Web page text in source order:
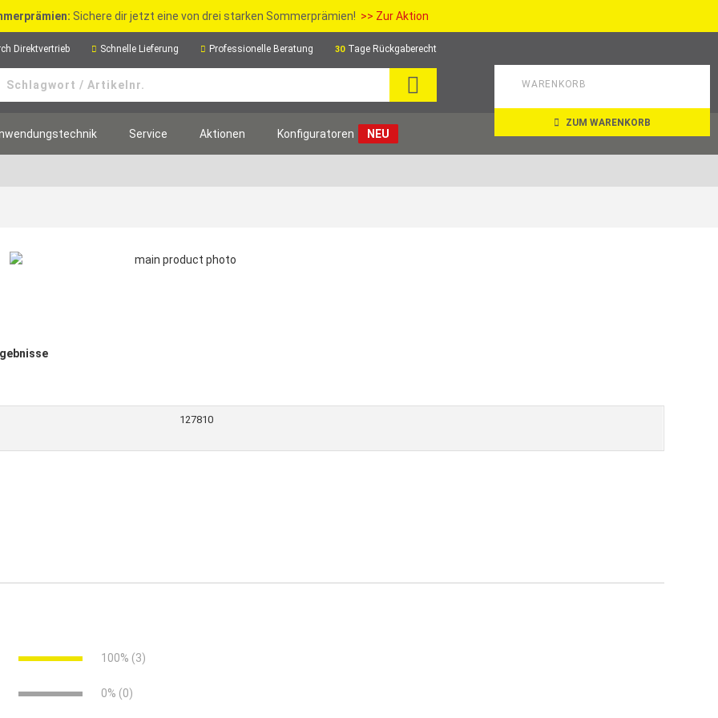
Sichere dir jetzt eine von drei starken Sommerprämien! >> Zur Aktion
Direktvertrieb Schnelle Lieferung Professionelle Beratung 30 Tage Rückgaberecht
WARENKORB
ZUM WARENKORB
Service Aktionen Konfiguratoren NEU
127810
Speziallegierung
100% (3)
0% (0)